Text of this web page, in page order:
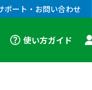
ポート・お問い合わせ
使い方ガイド